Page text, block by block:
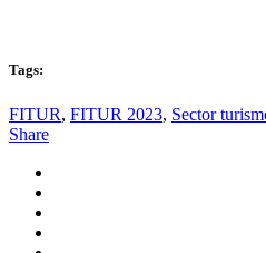
Tags:
FITUR, FITUR 2023, Sector
Share